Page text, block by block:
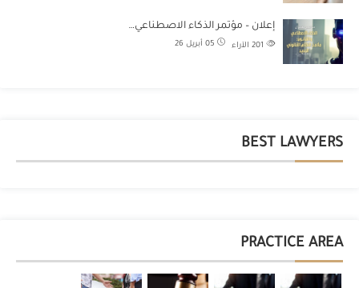
إعلان – مؤتمر الذكاء الاصطناعي…
05 أبريل 26 الآراء
BEST LAWYERS
PRACTICE AREA